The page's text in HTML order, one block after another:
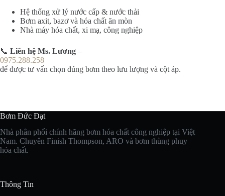
Hệ thống xử lý nước cấp & nước thải
Bơm axit, bazơ và hóa chất ăn mòn
Nhà máy hóa chất, xi mạ, công nghiệp
📞 Liên hệ Ms. Lương –
0975.288.258
để được tư vấn chọn đúng bơm theo lưu lượng và cột áp.
Bơm Đức Đạt
Nhà phân phối chính hãng bơm hóa chất công nghiệp tại Việt
Nam. Chuyên Finish Thompson, ARO và bơm thùng phuy
hóa chất.
Thông Tin